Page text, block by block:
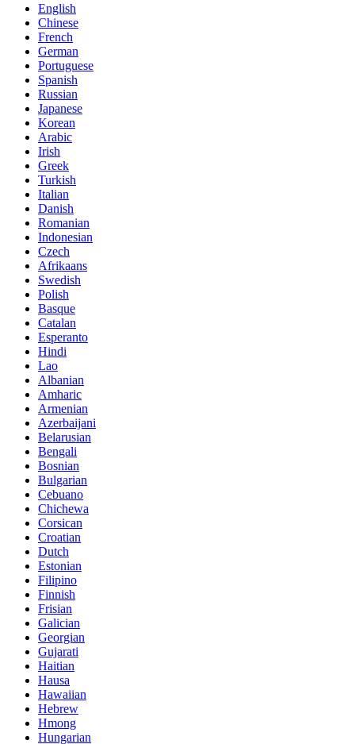
English
Chinese
French
German
Portuguese
Spanish
Russian
Japanese
Korean
Arabic
Irish
Greek
Turkish
Italian
Danish
Romanian
Indonesian
Czech
Afrikaans
Swedish
Polish
Basque
Catalan
Esperanto
Hindi
Lao
Albanian
Amharic
Armenian
Azerbaijani
Belarusian
Bengali
Bosnian
Bulgarian
Cebuano
Chichewa
Corsican
Croatian
Dutch
Estonian
Filipino
Finnish
Frisian
Galician
Georgian
Gujarati
Haitian
Hausa
Hawaiian
Hebrew
Hmong
Hungarian